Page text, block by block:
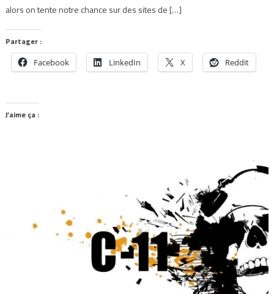
alors on tente notre chance sur des sites de […]
Partager :
Facebook LinkedIn X Reddit
J’aime ça :